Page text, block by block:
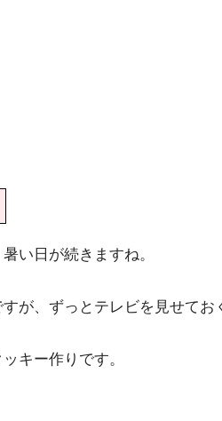
い日が続きますね。
が、ずっとテレビを見せてお
キー作りです。